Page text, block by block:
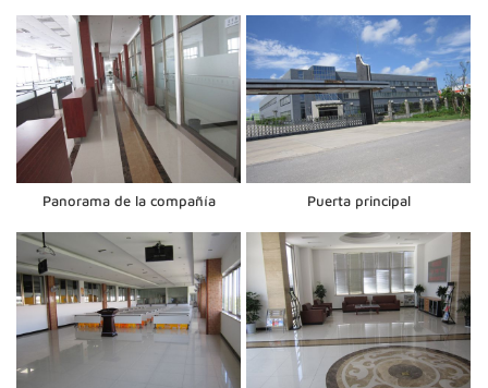
Panorama de la compañía Puerta principal